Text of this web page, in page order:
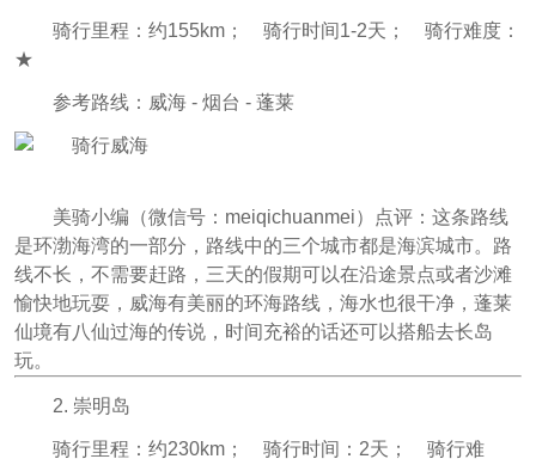
骑行里程：约155km； 骑行时间1-2天； 骑行难度：
★
参考路线：威海 - 烟台 - 蓬莱
美骑小编（微信号：meiqichuanmei）点评： 这条路线
是环渤海湾的一部分，路线中的三个城市都是海滨城市。路
线不长，不需要赶路，三天的假期可以在沿途景点或者沙滩
愉快地玩耍，威海有美丽的环海路线，海水也很干净，蓬莱
仙境有八仙过海的传说，时间充裕的话还可以搭船去长岛
玩。
2. 崇明岛
骑行里程：约230km； 骑行时间：2天； 骑行难